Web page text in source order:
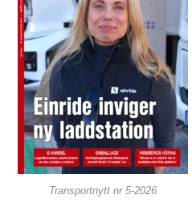
Transportnytt nr 5-2026